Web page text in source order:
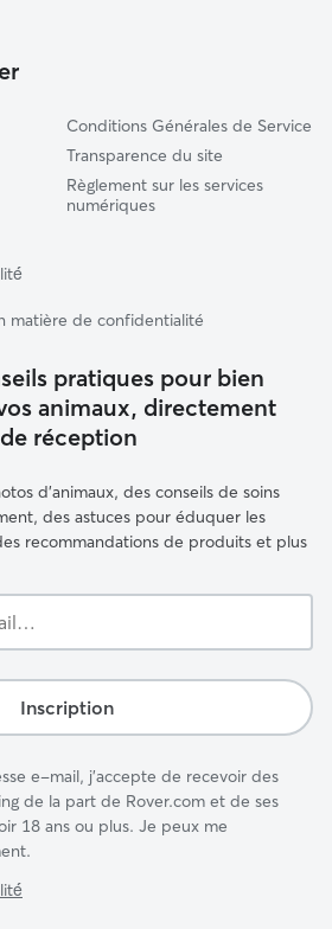
Conditions Générales de Service
Transparence du site
Règlement sur les services
numériques
matière de confidentialité
pratiques pour bien
animaux, directement
réception
d'animaux, des conseils de soins
des astuces pour éduquer les
recommandations de produits et plus
Inscription
e-mail, j'accepte de recevoir des
de la part de Rover.com et de ses
18 ans ou plus. Je peux me